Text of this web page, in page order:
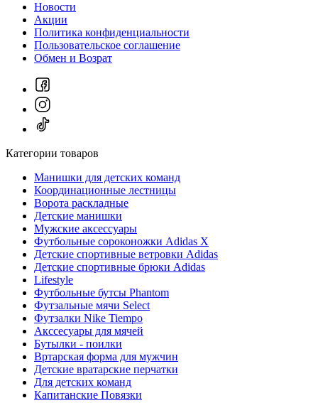
Новости
Акции
Политика конфиденциальности
Пользовательское соглашение
Обмен и Возрат
Категории товаров
Манишки для детских команд
Координационные лестницы
Ворота раскладные
Детские манишки
Мужские аксессуары
Футбольные сороконожки Adidas Х
Детские спортивные ветровки Adidas
Детские спортивные брюки Adidas
Lifestyle
Футбольные бутсы Phantom
Футзальные мячи Select
Футзалки Nike Tiempo
Акссесуары для мячей
Бутылки - поилки
Вртарская форма для мужчин
Детские вратарские перчатки
Для детских команд
Капитанские Повязки